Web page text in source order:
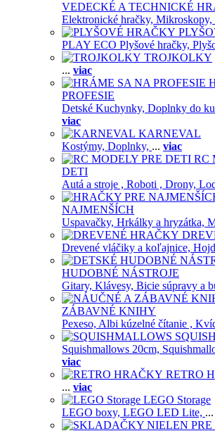
VEDECKÉ A TECHNICKÉ
Elektronické hračky, Mikroskopy,
PLAY ECO Plyšové hračky,
TROJKOLKY
... viac
PROFESIE
Detské Kuchynky, Doplnky do
viac
KARNEVAL
Kostýmy, Doplnky, ... viac
RC
DETI
Autá a stroje , Roboti , Drony,
NAJMENŠÍCH
Uspavačky, Hrkálky a hryzátka,
Drevené vláčiky a koľajnice,
HUDOBNÉ NÁSTROJE
Gitary, Klávesy, Bicie súpravy a
ZÁBAVNÉ KNIHY
Pexeso, Albi kúzelné čítanie ,
Squishmallows 20cm,
viac
RETRO
... viac
LEGO Storage
LEGO boxy, LEGO LED Lite, ...